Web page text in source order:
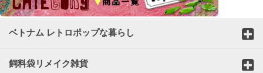
ベトナム レトロポップな暮らし
飼料袋リメイク雑貨